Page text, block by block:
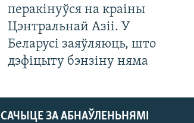
перакінуўся на краіны
Цэнтральнай Азіі. У
Беларусі заяўляюць, што
дэфіцыту бэнзіну няма
САЧЫЦЕ ЗА АБНАЎЛЕНЬНЯМІ